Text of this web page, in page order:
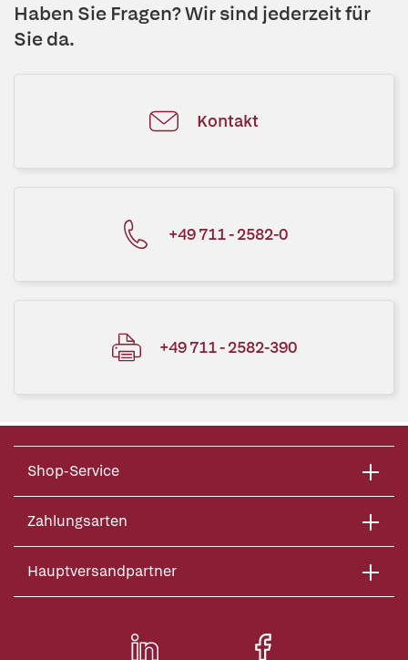
Haben Sie Fragen? Wir sind jederzeit für
Sie da.
Kontakt
+49 711 - 2582-0
+49 711 - 2582-390
Shop-Service
Zahlungsarten
Hauptversandpartner